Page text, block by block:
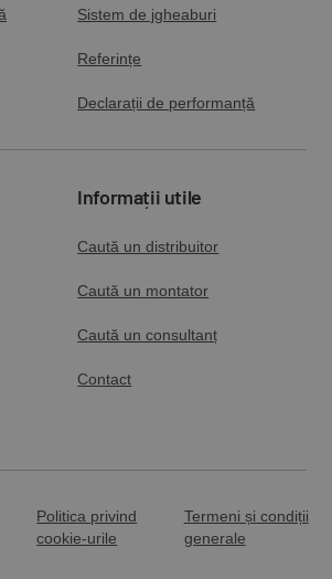
Sistem de jgheaburi
Referințe
Declarații de performanță
Informații utile
Caută un distribuitor
Caută un montator
Caută un consultanț
Contact
Politica privind
cookie-urile
Termeni și condiții
generale